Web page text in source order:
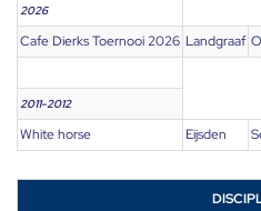
2026
Cafe Dierks Toernooi 2026 Landgraaf
2011-2012
White horse Eijsden